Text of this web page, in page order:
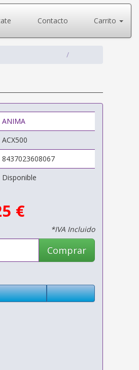
Contacto Carrito
ANIMA
ACX500
8437023608067
Disponible
€
*IVA Incluido
Comprar